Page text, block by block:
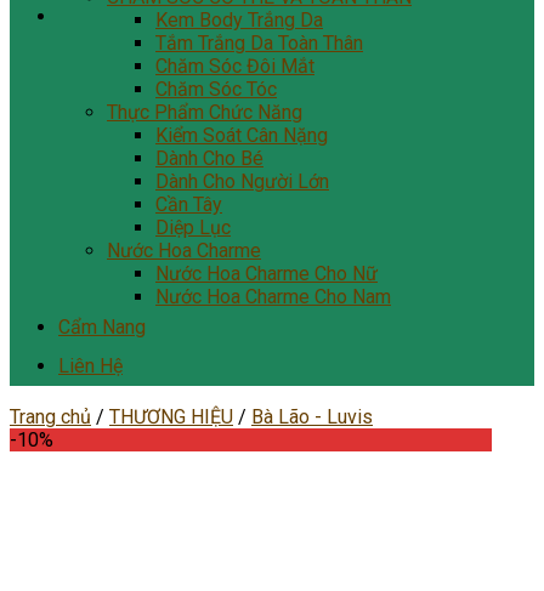
Kem Body Trắng Da
Tắm Trắng Da Toàn Thân
Chăm Sóc Đôi Mắt
Chăm Sóc Tóc
Thực Phẩm Chức Năng
Kiểm Soát Cân Nặng
Dành Cho Bé
Dành Cho Người Lớn
Cần Tây
Diệp Lục
Nước Hoa Charme
Nước Hoa Charme Cho Nữ
Nước Hoa Charme Cho Nam
Cẩm Nang
Liên Hệ
Trang chủ / THƯƠNG HIỆU / Bà Lão - Luvis
-10%